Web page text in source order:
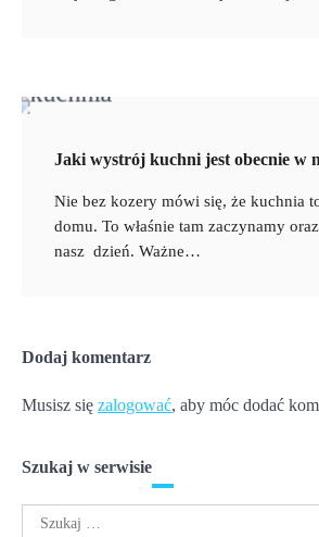
Jaki wystrój kuchni jest obecnie w
Nie bez kozery mówi się, że kuchnia
domu. To właśnie tam zaczynamy
nasz dzień. Ważne…
Dodaj komentarz
Musisz się zalogować, aby móc dodać
Szukaj w serwisie
Szukaj: